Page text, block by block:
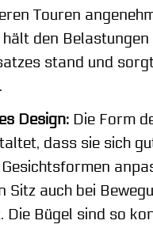
Touren
den Belastungen
stand und
Design:Die Form
dass sie sich
Sitz auch bei
Die Bügel sind so